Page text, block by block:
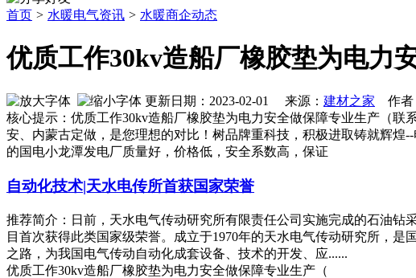
首页 > 水暖电气资讯 > 水暖商企动态
优质工作30kv造船厂橡胶垫为电力
更新日期：2023-02-01 来源： 建材之家 作者
核心提示：优质工作30kv造船厂橡胶垫为电力安全做保障专业生产（
安、内蒙古定做，是您理想的对比！树品牌重科技，积极进取铸就辉
的国电小龙潭发电厂质量好，价格低，安全系数高，保证
自动化技术|天水电传所首获国家荣誉
推荐简介：日前，天水电气传动研究所有限责任公司实施完成的石油钻
目首次获得此类国家级荣誉。成立于1970年的天水电气传动研究所，
之路，为我国电气传动自动化成套设备、技术的开发、应......
优质工作30kv造船厂橡胶垫为电力安全做保障专业生产（